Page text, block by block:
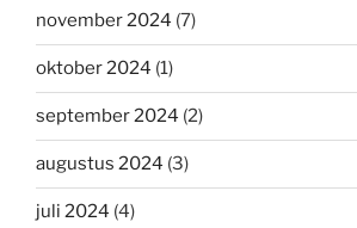
november 2024 (7)
oktober 2024 (1)
september 2024 (2)
augustus 2024 (3)
juli 2024 (4)